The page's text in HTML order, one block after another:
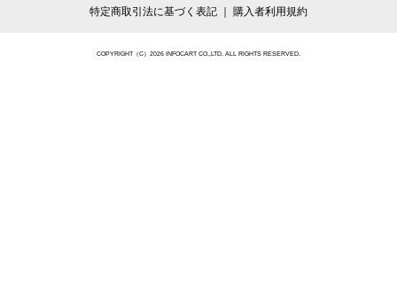
特定商取引法に基づく表記
購入者利用規約
COPYRIGHT（C）2026 INFOCART CO.,LTD. ALL RIGHTS RESERVED.